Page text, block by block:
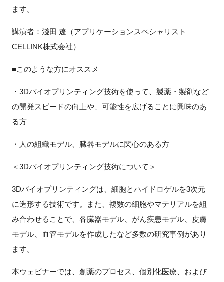
ニュース・掲示板
LINK-Jを知る
FAQ
イベントお知らせメール登録
ます。
講演者：淺田 遼（アプリケーションスペシャリスト
CELLINK株式会社）
■このような方にオススメ
・ 3Dバイオプリンティング技術を使って、製薬・製剤など
の開発スピードの向上や、可能性を広げることに興味のあ
る方
・人の組織モデル、臓器モデルに関心のある方
＜3Dバイオプリンティング技術について＞
3Dバイオプリンティングは、細胞とハイドロゲルを3次元
に造形する技術です。また、複数の細胞やマテリアルを組
み合わせることで、各臓器モデル、がん疾患モデル、皮膚
モデル、血管モデルを作成したなど多数の研究事例があり
ます。
本ウェビナーでは、創薬のプロセス、個別化医療、および